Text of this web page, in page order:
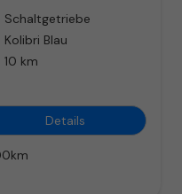
Schaltgetriebe
Kolibri Blau
10 km
Details